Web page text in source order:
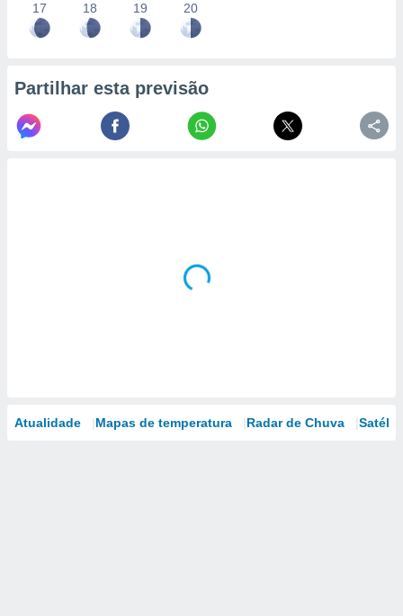
17 18 19 20
Partilhar esta previsão
Atualidade Mapas de temperatura Radar de Chuva